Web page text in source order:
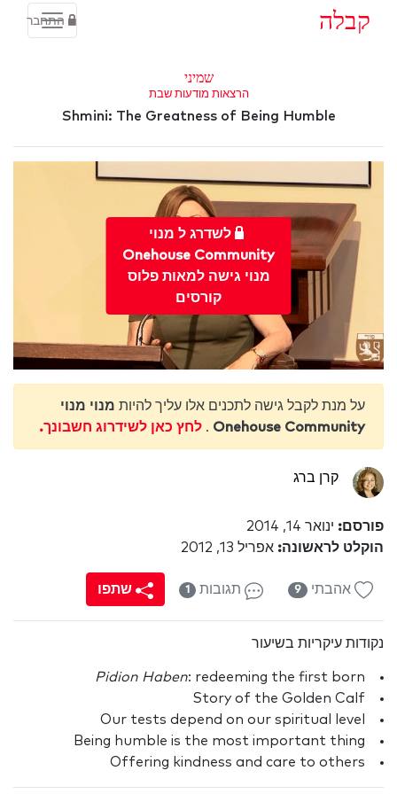
קבלה התחבר
שמיני
הרצאות מודעות שבת
Shmini: The Greatness of Being Humble
לשדרג ל מנוי
Onehouse Community
מנוי גישה למאות פלוס
קורסים
על מנת לקבל גישה לתכנים אלו עליך להיות מנוי מנוי
Onehouse Community
. לחץ כאן לשידרוג חשבונך.
קרן ברג
פורסם: ינואר 14, 2014
הוקלט לראשונה: אפריל 13, 2012
אהבתי 9 תגובות 1 שתפו
נקודות עיקריות בשיעור
Pidion Haben: redeeming the first born
Story of the Golden Calf
Our tests depend on our spiritual level
Being humble is the most important thing
Offering kindness and care to others